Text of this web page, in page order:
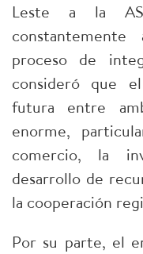
Leste a la
proceso de
consideró que
futura entre
enorme,
comercio, la
desarrollo de
la cooperación
Por su parte, el